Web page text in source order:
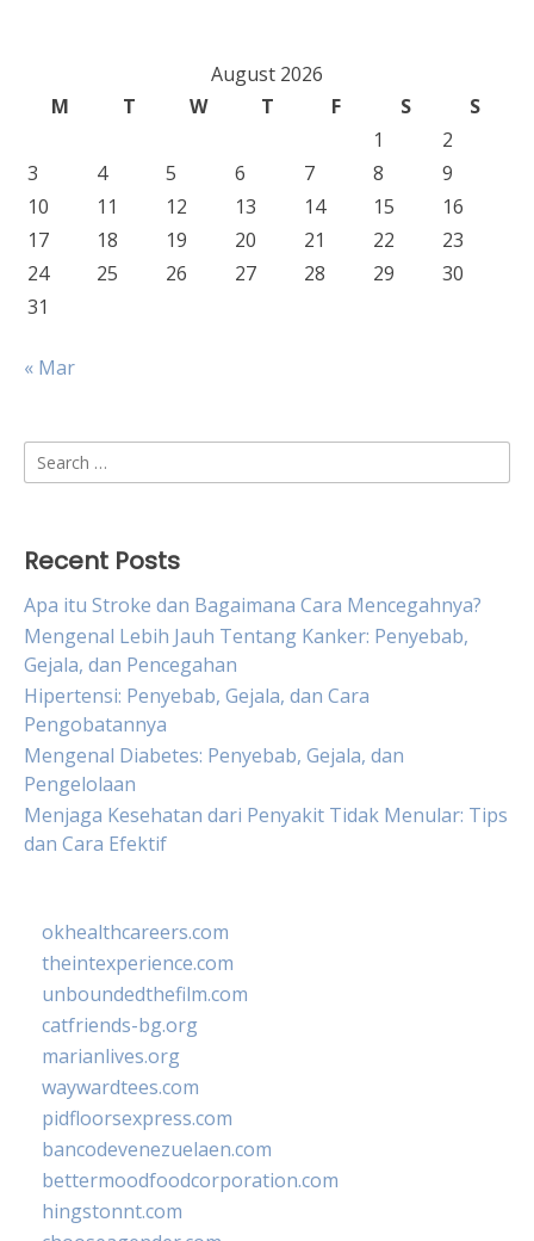
August 2026
M
T W T F S
S
1
2
3
4 5 6 7 8
9
10
11 12 13 14 15
16
17
18 19 20 21 22
23
24
25 26 27 28 29
30
31
« Mar
Search
for:
Recent Posts
Apa itu Stroke dan Bagaimana Cara Mencegahnya?
Mengenal Lebih Jauh Tentang Kanker: Penyebab,
Gejala, dan Pencegahan
Hipertensi: Penyebab, Gejala, dan Cara
Pengobatannya
Mengenal Diabetes: Penyebab, Gejala, dan
Pengelolaan
Menjaga Kesehatan dari Penyakit Tidak Menular: Tips
dan Cara Efektif
okhealthcareers.com
theintexperience.com
unboundedthefilm.com
catfriends-bg.org
marianlives.org
waywardtees.com
pidfloorsexpress.com
bancodevenezuelaen.com
bettermoodfoodcorporation.com
hingstonnt.com